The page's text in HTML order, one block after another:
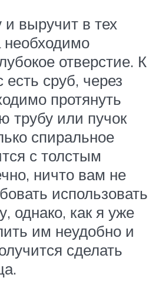
выручит в тех
необходимо
отверстие. К
сруб, через
протянуть
трубу или пучок
спиральное
с толстым
ничто вам не
использовать
однако, как я уже
им неудобно и
сделать